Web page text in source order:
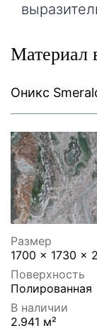
Материал
Оникс
Размер
1700 x 1730 x
Поверхность
Полированная
В наличии
2.941 м²